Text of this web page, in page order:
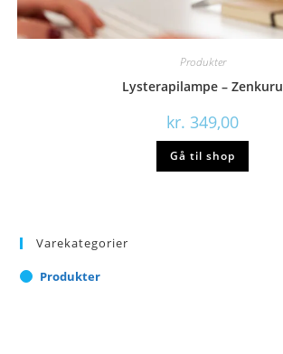
Produkter
Lysterapilampe – Zenkuru
kr. 349,00
Gå til shop
Varekategorier
Produkter